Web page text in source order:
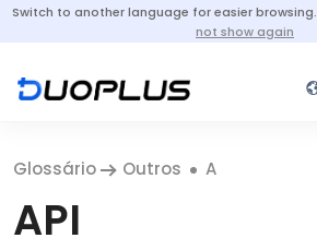
Switch to another language for easier browsing.
not show again
Glossário Outros A
API